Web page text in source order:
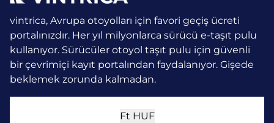
vintrica, Avrupa otoyolları için favori geçiş ücreti
portalınızdır. Her yıl milyonlarca sürücü e-taşıt pulu
kullanıyor. Sürücüler otoyol taşıt pulu için güvenli
bir çevrimiçi kayıt portalından faydalanıyor. Gişede
beklemek zorunda kalmadan.
Ft HUF